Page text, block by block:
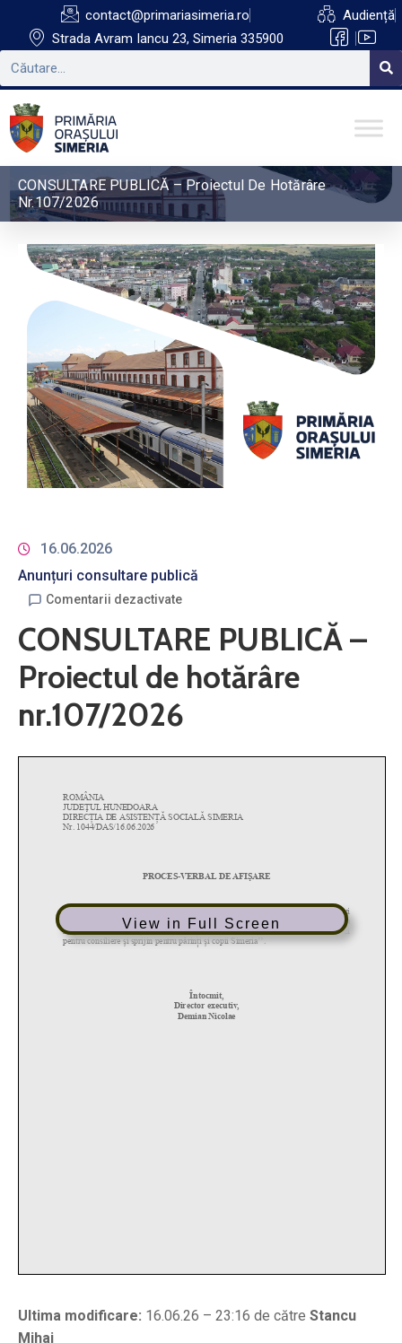
contact@primariasimeria.ro
Strada Avram Iancu 23, Simeria 335900
Audiență
CONSULTARE PUBLICĂ – Proiectul De Hotărâre
Nr.107/2026
16.06.2026
Anunțuri consultare publică
Comentarii dezactivate
CONSULTARE PUBLICĂ –
Proiectul de hotărâre
nr.107/2026
View in Full Screen
Ultima modificare: 16.06.26 – 23:16 de către Stancu
Mihai